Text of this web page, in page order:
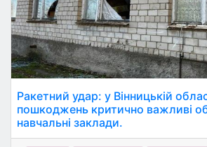
Ракетний удар: у Вінницькій
пошкоджень критично важливі
навчальні заклади.